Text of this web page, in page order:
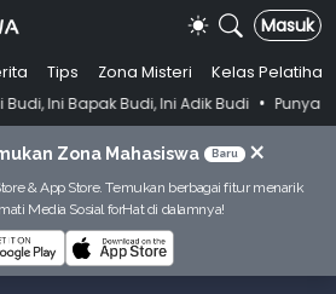
Masuk
Tips Zona Misteri
Kelas Pelatihan
Budi, Ini Adik Budi • Punya Tujuan
Zona Mahasiswa Baru ×
& App Store. Temukan berbagai fitur menarik
Media Sosial forHat di dalamnya!